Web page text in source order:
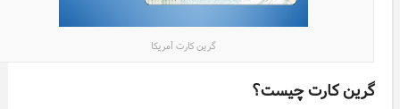
گرین کارت آمریکا
گرین کارت چیست؟